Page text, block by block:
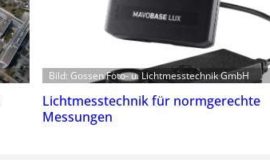
Bild: Gossen Foto- u. Lichtmesstechnik GmbH
Lichtmesstechnik für normgerechte
Messungen